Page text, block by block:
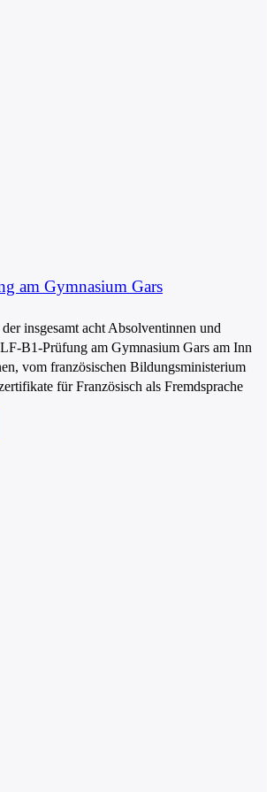
am Gymnasium Gars
insgesamt acht Absolventinnen und
B1-Prüfung am Gymnasium Gars am Inn
vom französischen Bildungsministerium
für Französisch als Fremdsprache